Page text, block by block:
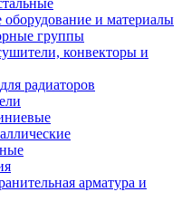
и материалы
группы
конвекторы и
радиаторов
арматура и